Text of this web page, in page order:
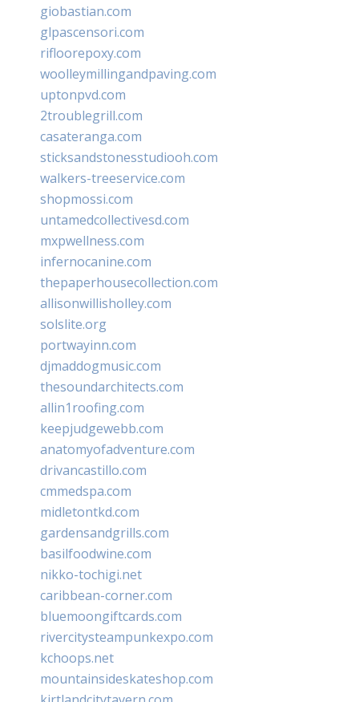
giobastian.com
glpascensori.com
rifloorepoxy.com
woolleymillingandpaving.com
uptonpvd.com
2troublegrill.com
casateranga.com
sticksandstonesstudiooh.com
walkers-treeservice.com
shopmossi.com
untamedcollectivesd.com
mxpwellness.com
infernocanine.com
thepaperhousecollection.com
allisonwillisholley.com
solslite.org
portwayinn.com
djmaddogmusic.com
thesoundarchitects.com
allin1roofing.com
keepjudgewebb.com
anatomyofadventure.com
drivancastillo.com
cmmedspa.com
midletontkd.com
gardensandgrills.com
basilfoodwine.com
nikko-tochigi.net
caribbean-corner.com
bluemoongiftcards.com
rivercitysteampunkexpo.com
kchoops.net
mountainsideskateshop.com